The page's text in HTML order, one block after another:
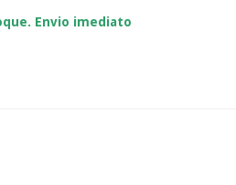
Envio imediato